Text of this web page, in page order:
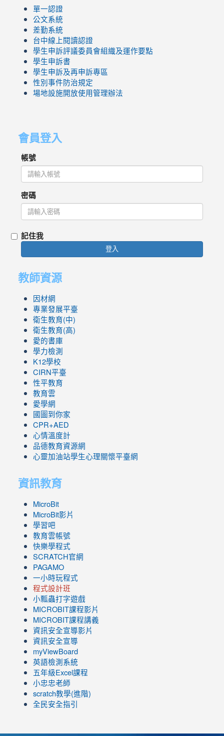
單一認證
公文系統
差勤系統
台中線上閱讀認證
學生申訴評議委員會組織及運作要點
學生申訴書
學生申訴及再申訴專區
性別事件防治規定
場地設施開放使用管理辦法
會員登入
帳號
密碼
記住我
登入
教師資源
因材網
專業發展平臺
衛生教育(中)
衛生教育(高)
愛的書庫
學力檢測
K12學校
CIRN平臺
性平教育
教育雲
愛學網
國圖到你家
CPR+AED
心情溫度計
品德教育資源網
心靈加油站學生心理關懷平臺網
資訊教育
MicroBit
MicroBit影片
學習吧
教育雲帳號
快樂學程式
SCRATCH官網
PAGAMO
一小時玩程式
程式設計班
小瓢蟲打字遊戲
link
to
https://www.youtube.com/channel/UC8LghzcV5-
ZBGmXwlbUndNA/videos?
view=0&sort=dd&shelf_id=0
MICROBIT課程影片
link
to
https://www.youtube.com/channel/UC8LghzcV5-
ZBGmXwlbUndNA/videos?
view=0&sort=dd&shelf_id=0
MICROBIT課程講義
資訊安全宣導影片
資訊安全宣導
myViewBoard
英語檢測系統
五年級Excel課程
小忠忠老師
scratch教學(進階)
全民安全指引